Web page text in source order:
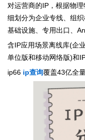
对运营商的IP，根据物
细划分为企业专线、组
基础设施、专用出口、
含IP应用场景离线库(企
单位版和移动网络版)和
ip66 ip查询覆盖43亿全